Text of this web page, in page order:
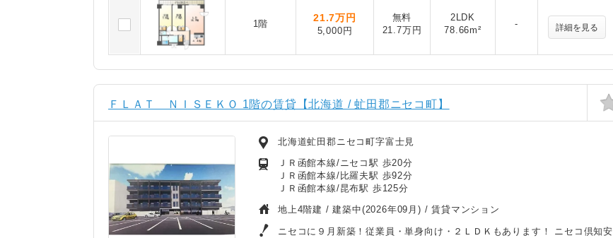
1階
21.7万円
5,000円
無料
21.7万円
2LDK
78.66m²
- 詳細を見る
ＦＬＡＴ ＮＩＳＥＫＯ 1階の賃貸【北海道 / 虻田郡ニセコ町】
北海道虻田郡ニセコ町字富士見
ＪＲ函館本線/ニセコ駅 歩20分
ＪＲ函館本線/比羅夫駅 歩92分
ＪＲ函館本線/昆布駅 歩125分
地上4階建 /建築中(2026年09月) / 賃貸マンション
ニセコに９月新築！従業員・単身向け・２ＬＤＫもあります！ ニセコ倶知安